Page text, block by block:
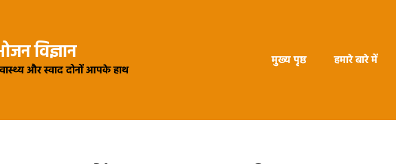
विज्ञान
और स्वाद दोनों आपके हाथ
मुख्य पृष्ठ हमारे बारे में